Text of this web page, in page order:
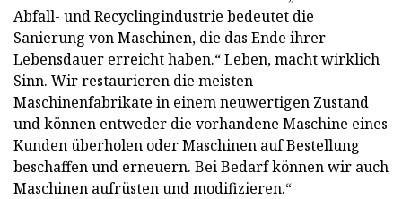
Abfall- und Recyclingindustrie bedeutet die
Sanierung von Maschinen, die das Ende ihrer
Lebensdauer erreicht haben.“ Leben, macht wirklich
Sinn. Wir restaurieren die meisten
Maschinenfabrikate in einem neuwertigen Zustand
und können entweder die vorhandene Maschine eines
Kunden überholen oder Maschinen auf Bestellung
beschaffen und erneuern. Bei Bedarf können wir auch
Maschinen aufrüsten und modifizieren.“